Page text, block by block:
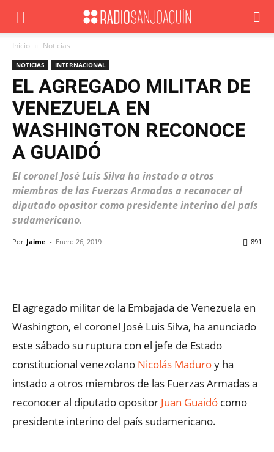
Inicio Noticias
NOTICIAS INTERNACIONAL
EL AGREGADO MILITAR DE
VENEZUELA EN
WASHINGTON RECONOCE
A GUAIDÓ
El coronel José Luis Silva ha instado a otros
miembros de las Fuerzas Armadas a reconocer al
diputado opositor como presidente interino del país
sudamericano.
Por Jaime - Enero 26, 2019 891
El agregado militar de la Embajada de Venezuela en
Washington, el coronel José Luis Silva, ha anunciado
este sábado su ruptura con el jefe de Estado
constitucional venezolano Nicolás Maduroy ha
instado a otros miembros de las Fuerzas Armadas a
reconocer al diputado opositor Juan Guaidó como
presidente interino del país sudamericano.